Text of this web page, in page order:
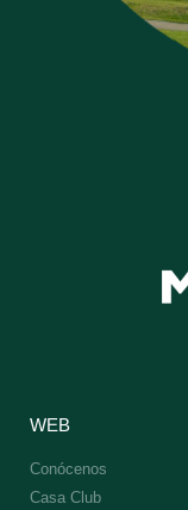
WEB
Conócenos
Casa Club